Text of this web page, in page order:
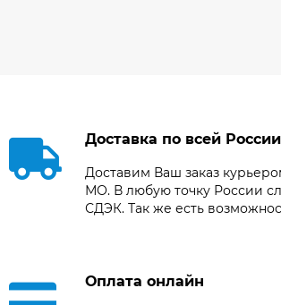
Доставка по всей России
Доставим Ваш заказ
МО. В любую точку России
СДЭК. Так же есть
Оплата онлайн